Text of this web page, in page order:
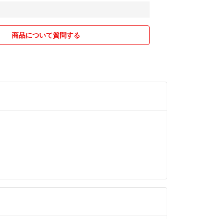
商品について質問する